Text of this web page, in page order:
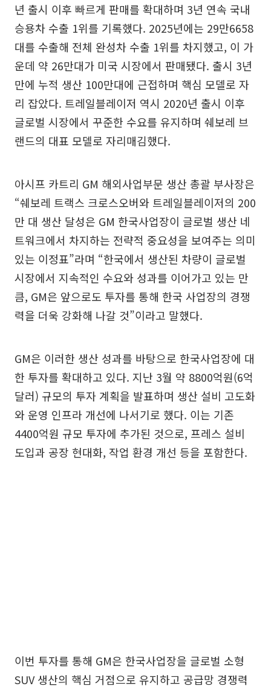
년 출시 이후 빠르게 판매를 확대하며 3년 연속 국내
승용차 수출 1위를 기록했다. 2025년에는 29만6658
대를 수출해 전체 완성차 수출 1위를 차지했고, 이 가
운데 약 26만대가 미국 시장에서 판매됐다. 출시 3년
만에 누적 생산 100만대에 근접하며 핵심 모델로 자
리 잡았다. 트레일블레이저 역시 2020년 출시 이후
글로벌 시장에서 꾸준한 수요를 유지하며 쉐보레 브
랜드의 대표 모델로 자리매김했다.
아시프 카트리 GM 해외사업부문 생산 총괄 부사장은
“쉐보레 트랙스 크로스오버와 트레일블레이저의 200
만 대 생산 달성은 GM 한국사업장이 글로벌 생산 네
트워크에서 차지하는 전략적 중요성을 보여주는 의미
있는 이정표”라며 “한국에서 생산된 차량이 글로벌
시장에서 지속적인 수요와 성과를 이어가고 있는 만
큼, GM은 앞으로도 투자를 통해 한국 사업장의 경쟁
력을 더욱 강화해 나갈 것”이라고 말했다.
GM은 이러한 생산 성과를 바탕으로 한국사업장에 대
한 투자를 확대하고 있다. 지난 3월 약 8800억원(6억
달러) 규모의 투자 계획을 발표하며 생산 설비 고도화
와 운영 인프라 개선에 나서기로 했다. 이는 기존
4400억원 규모 투자에 추가된 것으로, 프레스 설비
도입과 공장 현대화, 작업 환경 개선 등을 포함한다.
이번 투자를 통해 GM은 한국사업장을 글로벌 소형
SUV 생산의 핵심 거점으로 유지하고 공급망 경쟁력